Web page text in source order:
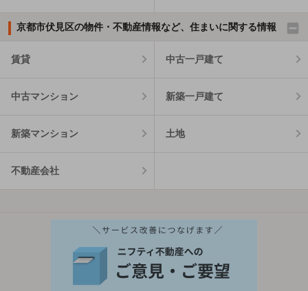
京都市伏見区の物件・不動産情報など、住まいに関する情報
賃貸 中古一戸建て
中古マンション 新築一戸建て
新築マンション 土地
不動産会社